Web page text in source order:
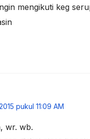
mengikuti keg
pukul 11:09 AM
wr. wb.